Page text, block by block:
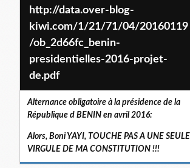
http://data.over-blog-
kiwi.com/1/21/71/04/20160119
/ob_2d66fc_benin-
presidentielles-2016-projet-
de.pdf
Alternance obligatoire à la présidence de la
République d BENIN en avril 2016:
Alors, Boni YAYI, TOUCHE PAS A UNE SEULE
VIRGULE DE MA CONSTITUTION !!!